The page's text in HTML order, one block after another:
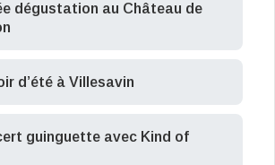
dégustation au Château de
d’été à Villesavin
guinguette avec Kind of